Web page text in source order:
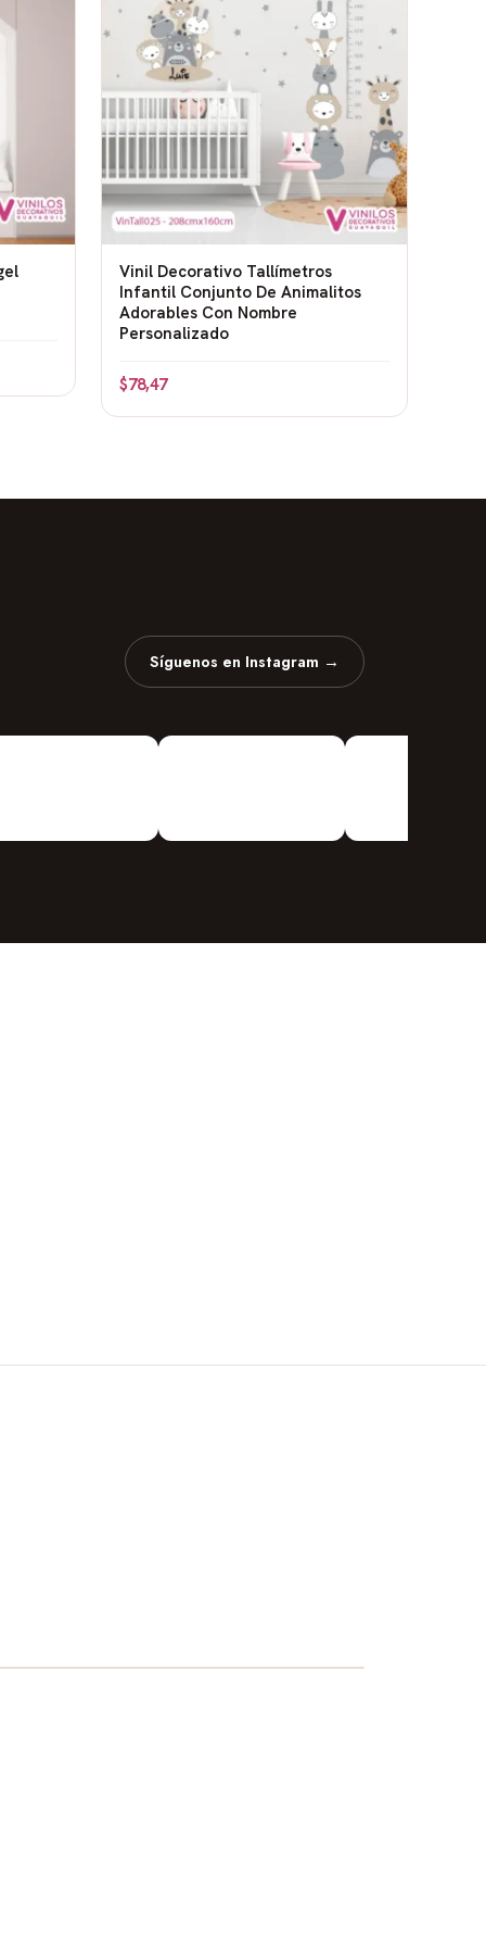
Vinil Decorativo Tallímetros
Infantil Conjunto De Animalitos
Adorables Con Nombre
Personalizado
$78,47
Síguenos en Instagram →